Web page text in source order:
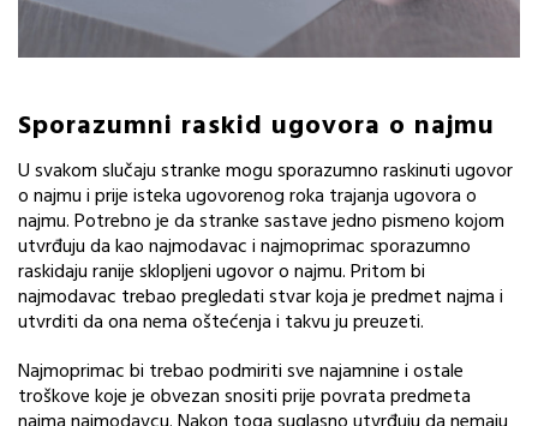
Sporazumni raskid ugovora o najmu
U svakom slučaju stranke mogu sporazumno raskinuti ugovor
o najmu i prije isteka ugovorenog roka trajanja ugovora o
najmu. Potrebno je da stranke sastave jedno pismeno kojom
utvrđuju da kao najmodavac i najmoprimac sporazumno
raskidaju ranije sklopljeni ugovor o najmu. Pritom bi
najmodavac trebao pregledati stvar koja je predmet najma i
utvrditi da ona nema oštećenja i takvu ju preuzeti.
Najmoprimac bi trebao podmiriti sve najamnine i ostale
troškove koje je obvezan snositi prije povrata predmeta